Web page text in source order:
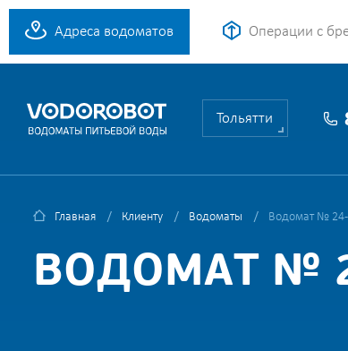
Адреса водоматов Операции с
Тольятти
Главная Клиенту Водоматы Водомат № 24 -
ВОДОМАТ №